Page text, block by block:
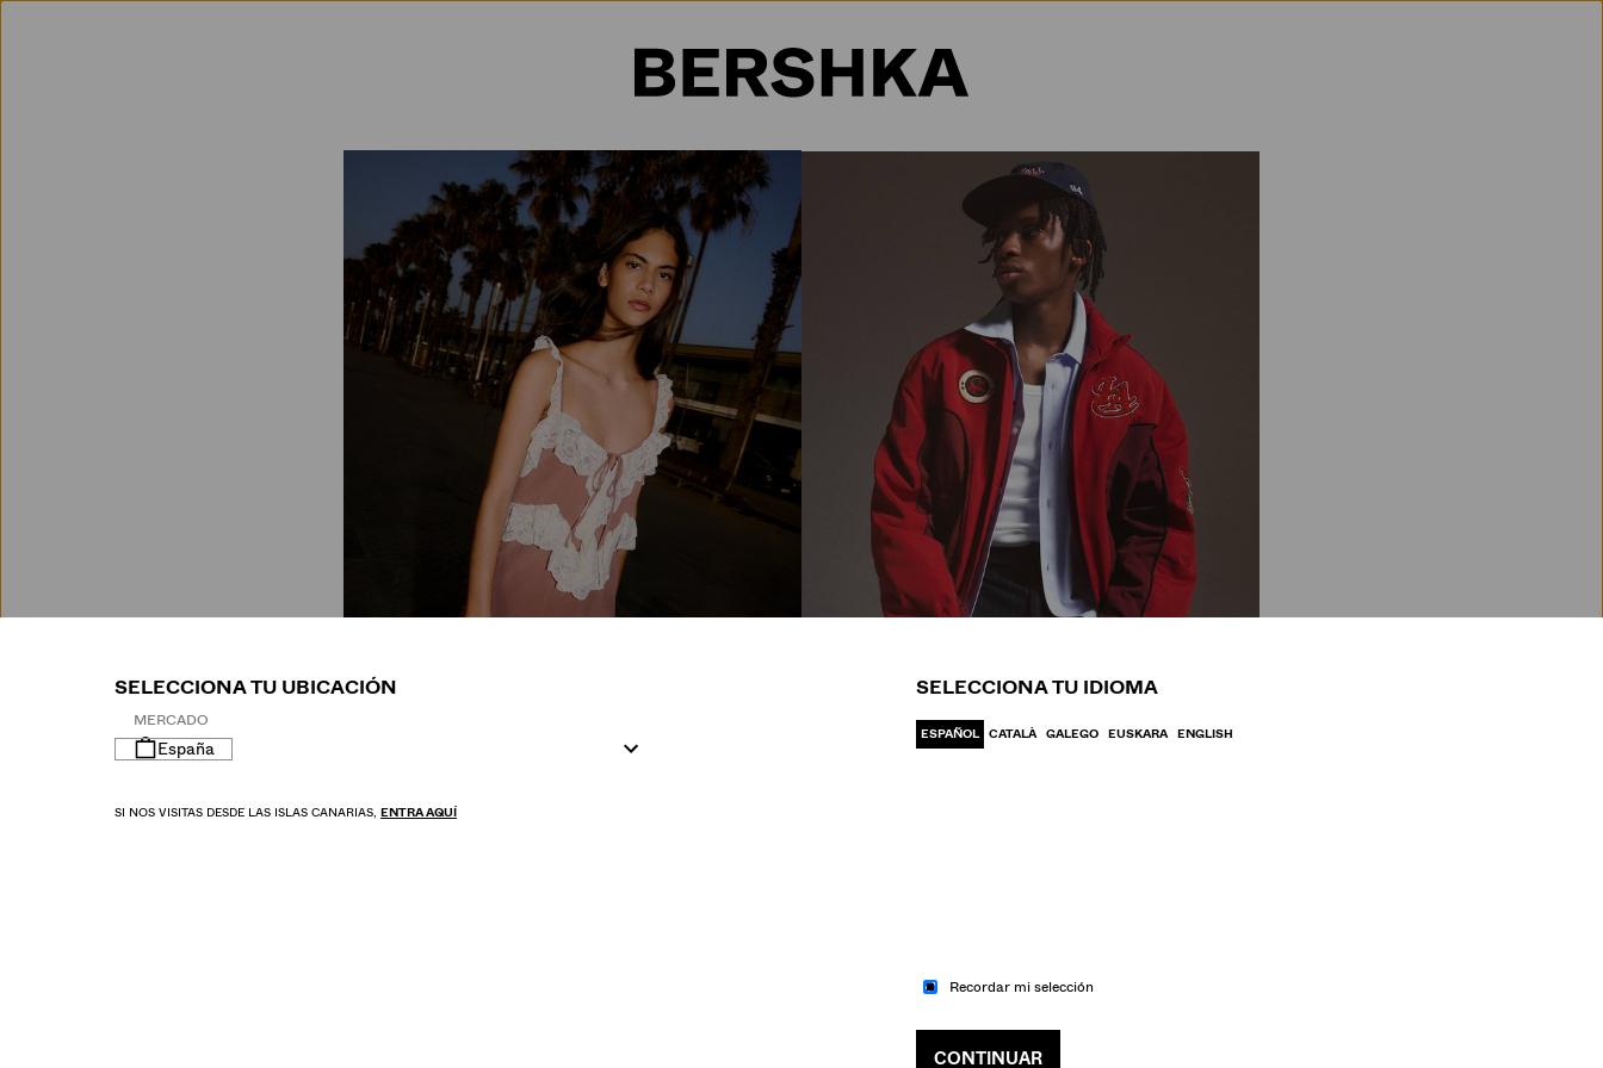
Selección de país
HOMBRE
SELECCIONA TU UBICACIÓN
MERCADO
España
SI NOS VISITAS DESDE LAS ISLAS CANARIAS, ENTRA AQUÍ
SELECCIONA TU IDIOMA
ESPAÑOL CATALÀ GALEGO EUSKARA ENGLISH
Recordar mi selección
CONTINUAR